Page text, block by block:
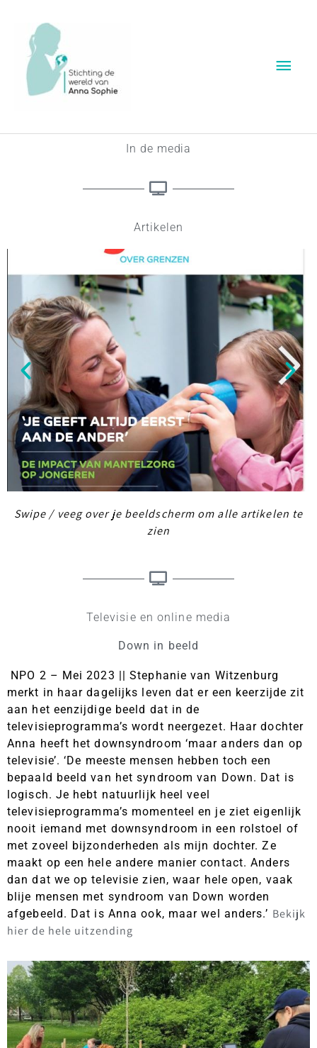
inhoud
In de media
Artikelen
MegaSien
hier
Swipe / veeg over je beeldscherm om alle artikelen te
zien
Televisie en online media
Down in beeld
NPO 2 – Mei 2023 || Stephanie van Witzenburg
merkt in haar dagelijks leven dat er een keerzijde zit
aan het eenzijdige beeld dat in de
televisieprogramma’s wordt neergezet. Haar dochter
Anna heeft het downsyndroom ‘maar anders dan op
televisie’. ‘De meeste mensen hebben toch een
bepaald beeld van het syndroom van Down. Dat is
logisch. Je hebt natuurlijk heel veel
televisieprogramma’s momenteel en je ziet eigenlijk
nooit iemand met downsyndroom in een rolstoel of
met zoveel bijzonderheden als mijn dochter. Ze
maakt op een hele andere manier contact. Anders
dan dat we op televisie zien, waar hele open, vaak
blije mensen met syndroom van Down worden
afgebeeld. Dat is Anna ook, maar wel anders.’ Bekijk
hier de hele uitzending